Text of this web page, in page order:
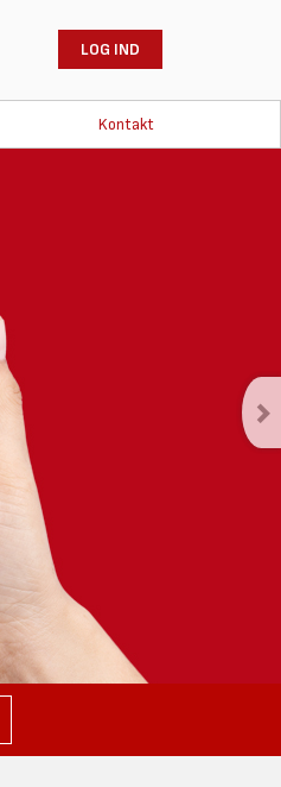
LOG IND
Kontakt